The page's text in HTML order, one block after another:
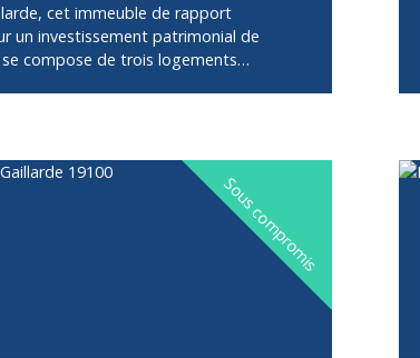
cet immeuble de rapport
un investissement patrimonial de
compose de trois logements
direct à une terrasse et au jardin, de
WC. Ce logement bénéficie également
véritable atout supplémentaire. Au
propose une cuisine équipée ouverte
Sous compromis